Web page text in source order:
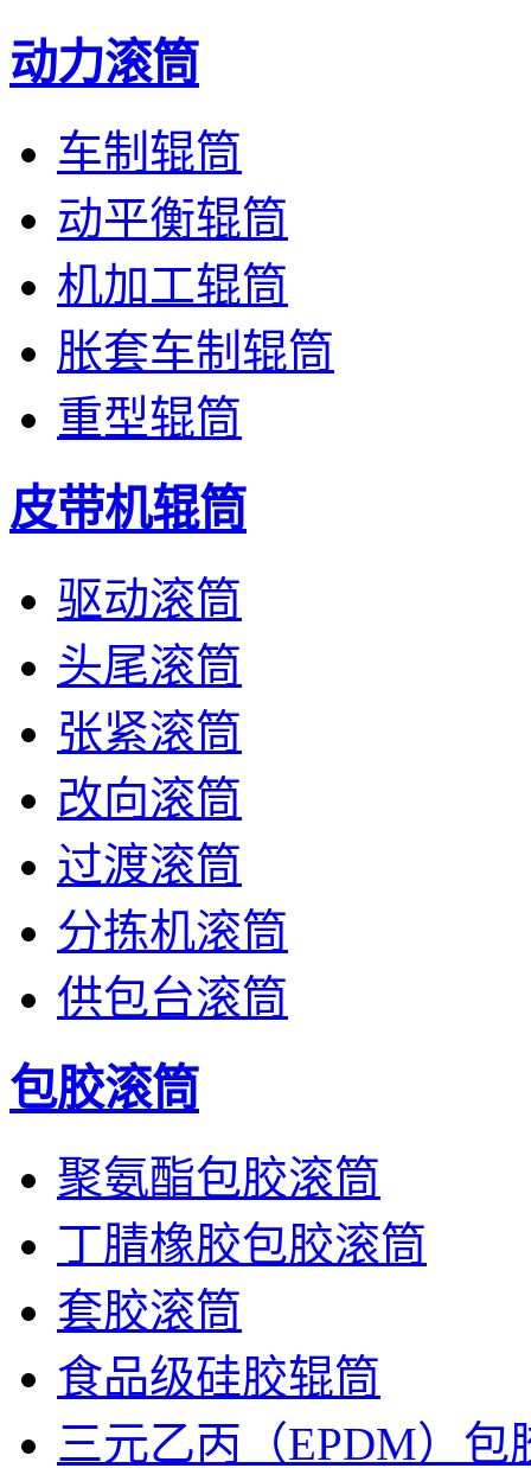
动力滚筒
车制辊筒
动平衡辊筒
机加工辊筒
胀套车制辊筒
重型辊筒
皮带机辊筒
驱动滚筒
头尾滚筒
张紧滚筒
改向滚筒
过渡滚筒
分拣机滚筒
供包台滚筒
包胶滚筒
聚氨酯包胶滚筒
丁腈橡胶包胶滚筒
套胶滚筒
食品级硅胶辊筒
三元乙丙（EPDM）包